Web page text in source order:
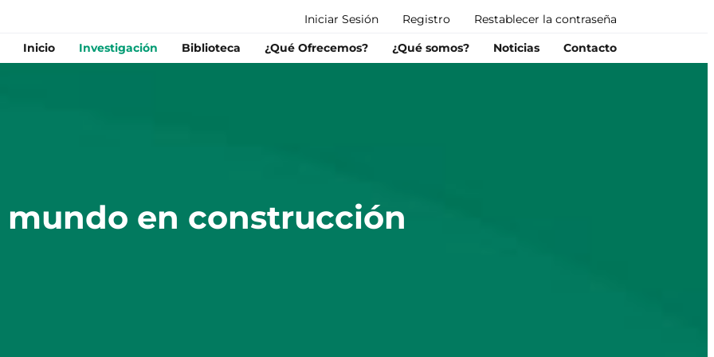
Iniciar Sesión Registro Restablecer la contraseña
Inicio Investigación Biblioteca ¿Qué Ofrecemos? ¿Qué somos? Noticias Contacto
mundo en construcción